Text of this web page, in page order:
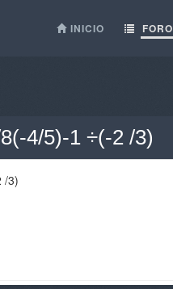
INICIO FORO
4/5)-1 ÷(-2 /3)
/3)